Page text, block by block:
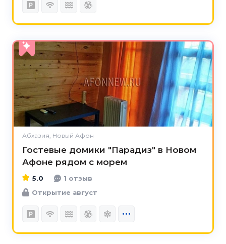
Абхазия, Новый Афон
Гостевые домики "Парадиз" в Новом
Афоне рядом с морем
5.0
5.0
1 отзыв
Открытие август